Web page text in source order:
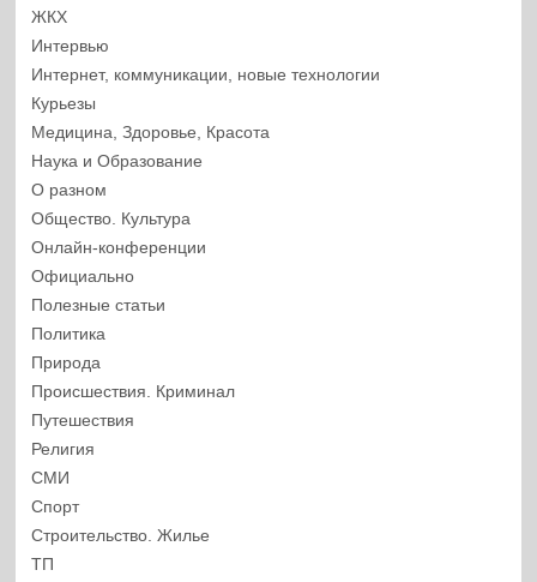
ЖКХ
Интервью
Интернет, коммуникации, новые технологии
Курьезы
Медицина, Здоровье, Красота
Наука и Образование
О разном
Общество. Культура
Онлайн-конференции
Официально
Полезные статьи
Политика
Природа
Происшествия. Криминал
Путешествия
Религия
СМИ
Спорт
Строительство. Жилье
ТП